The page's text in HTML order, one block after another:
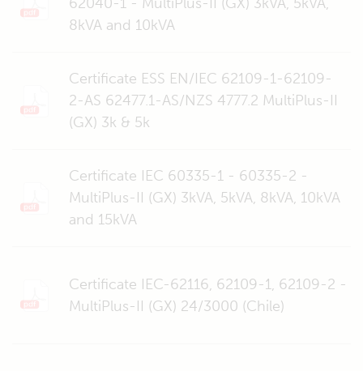
8kVA and 10kVA
Certificate ESS EN/IEC 62109-1-62109-
2-AS 62477.1-AS/NZS 4777.2 MultiPlus-II
(GX) 3k & 5k
Certificate IEC 60335-1 - 60335-2 -
MultiPlus-II (GX) 3kVA, 5kVA, 8kVA, 10kVA
and 15kVA
Certificate IEC-62116, 62109-1, 62109-2 -
MultiPlus-II (GX) 24/3000 (Chile)